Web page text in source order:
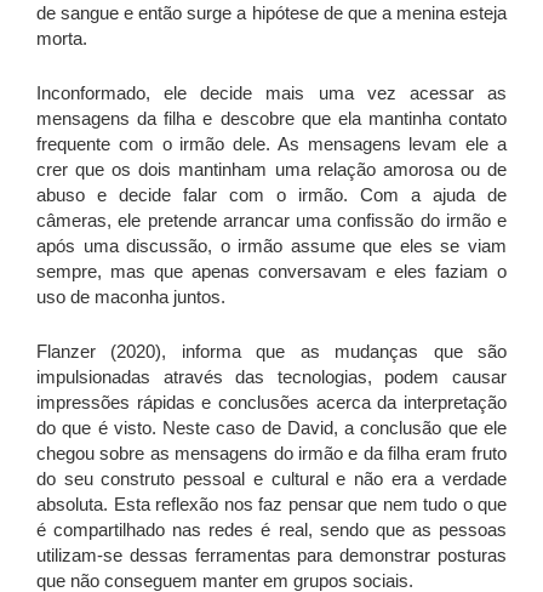
de sangue e então surge a hipótese de que a menina esteja
morta.
Inconformado, ele decide mais uma vez acessar as
mensagens da filha e descobre que ela mantinha contato
frequente com o irmão dele. As mensagens levam ele a
crer que os dois mantinham uma relação amorosa ou de
abuso e decide falar com o irmão. Com a ajuda de
câmeras, ele pretende arrancar uma confissão do irmão e
após uma discussão, o irmão assume que eles se viam
sempre, mas que apenas conversavam e eles faziam o
uso de maconha juntos.
Flanzer (2020), informa que as mudanças que são
impulsionadas através das tecnologias, podem causar
impressões rápidas e conclusões acerca da interpretação
do que é visto. Neste caso de David, a conclusão que ele
chegou sobre as mensagens do irmão e da filha eram fruto
do seu construto pessoal e cultural e não era a verdade
absoluta. Esta reflexão nos faz pensar que nem tudo o que
é compartilhado nas redes é real, sendo que as pessoas
utilizam-se dessas ferramentas para demonstrar posturas
que não conseguem manter em grupos sociais.